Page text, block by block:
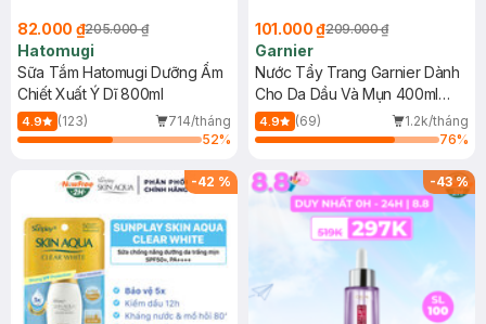
82.000 ₫205.000 ₫
Hatomugi
Sữa Tắm Hatomugi Dưỡng Ẩm
Chiết Xuất Ý Dĩ 800ml
4.9 (123)
714/tháng
52%
101.000 ₫209.000 ₫
Garnier
Nước Tẩy Trang Garnier Dành
Cho Da Dầu Và Mụn 400ml
(Mới)
4.9 (69)
1.2k/tháng
76%
-42 % -43%